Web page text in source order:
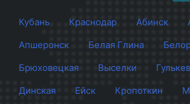
Кубань Краснодар Абинск
Апшеронск
Белая Глина
Брюховецкая
Выселки
Динская
Ейск Кропоткин